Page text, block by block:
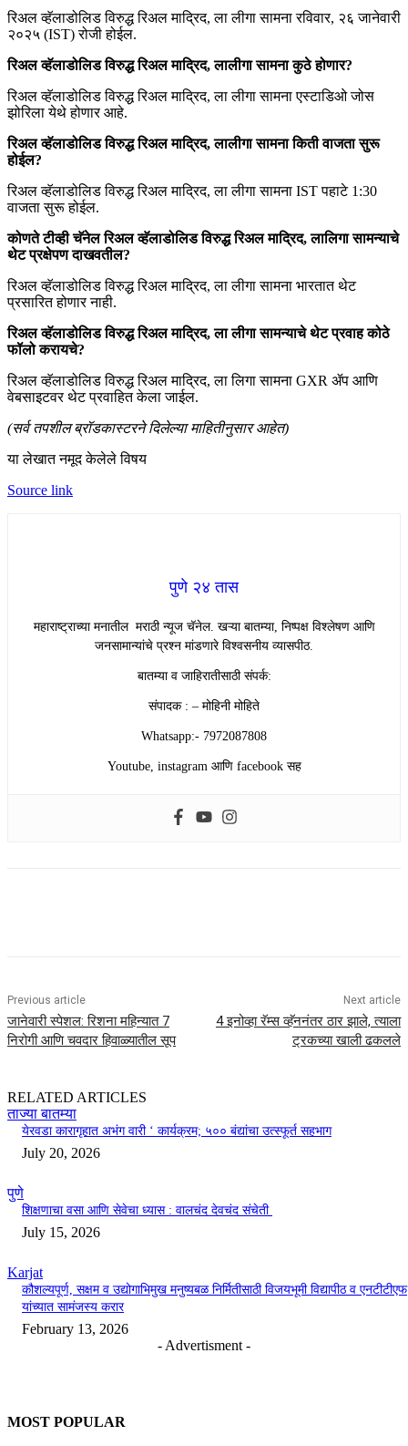
रिअल व्हॅलाडोलिड विरुद्ध रिअल माद्रिद, ला लीगा सामना रविवार, २६ जानेवारी
२०२५ (IST) रोजी होईल.
रिअल व्हॅलाडोलिड विरुद्ध रिअल माद्रिद, लालीगा सामना कुठे होणार?
रिअल व्हॅलाडोलिड विरुद्ध रिअल माद्रिद, ला लीगा सामना एस्टाडिओ जोस
झोरिला येथे होणार आहे.
रिअल व्हॅलाडोलिड विरुद्ध रिअल माद्रिद, लालीगा सामना किती वाजता सुरू
होईल?
रिअल व्हॅलाडोलिड विरुद्ध रिअल माद्रिद, ला लीगा सामना IST पहाटे 1:30
वाजता सुरू होईल.
कोणते टीव्ही चॅनेल रिअल व्हॅलाडोलिड विरुद्ध रिअल माद्रिद, लालिगा सामन्याचे
थेट प्रक्षेपण दाखवतील?
रिअल व्हॅलाडोलिड विरुद्ध रिअल माद्रिद, ला लीगा सामना भारतात थेट
प्रसारित होणार नाही.
रिअल व्हॅलाडोलिड विरुद्ध रिअल माद्रिद, ला लीगा सामन्याचे थेट प्रवाह कोठे
फॉलो करायचे?
रिअल व्हॅलाडोलिड विरुद्ध रिअल माद्रिद, ला लिगा सामना GXR ॲप आणि
वेबसाइटवर थेट प्रवाहित केला जाईल.
(सर्व तपशील ब्रॉडकास्टरने दिलेल्या माहितीनुसार आहेत)
या लेखात नमूद केलेले विषय
Source link
पुणे २४ तास
महाराष्ट्राच्या मनातील मराठी न्यूज चॅनेल. खऱ्या बातम्या, निष्पक्ष विश्लेषण आणि
जनसामान्यांचे प्रश्न मांडणारे विश्वसनीय व्यासपीठ.
बातम्या व जाहिरातीसाठी संपर्क:
संपादक : – मोहिनी मोहिते
Whatsapp:- 7972087808
Youtube, instagram आणि facebook सह
Previous article
जानेवारी स्पेशल: रिशना महिन्यात 7
निरोगी आणि चवदार हिवाळ्यातील सूप
Next article
4 इनोव्हा रॅम्स व्हॅननंतर ठार झाले, त्याला
ट्रकच्या खाली ढकलले
RELATED ARTICLES
ताज्या बातम्या
येरवडा कारागृहात अभंग वारी ‘ कार्यक्रम; ५०० बंद्यांचा उत्स्फूर्त सहभाग
July 20, 2026
पुणे
शिक्षणाचा वसा आणि सेवेचा ध्यास : वालचंद देवचंद संचेती
July 15, 2026
Karjat
कौशल्यपूर्ण, सक्षम व उद्योगाभिमुख मनुष्यबळ निर्मितीसाठी विजयभूमी विद्यापीठ व एनटीटीएफ
यांच्यात सामंजस्य करार
February 13, 2026
- Advertisment -
MOST POPULAR